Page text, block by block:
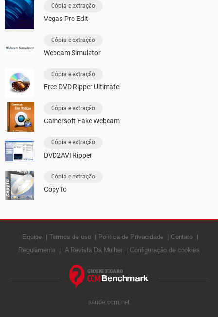
Cópia e extração
Vegas Pro Edit
Cópia e extração
Webcam Simulator
Cópia e extração
Free DVD Ripper Ultimate
Cópia e extração
Camersoft Fake Webcam
Cópia e extração
DVD2AVI Ripper
Cópia e extração
CopyTo
Equipe Termos de uso Política de Privacidade
Contato
Regulamento
A Revista Da Mulher Configuração de cookies
saude.ccm.net